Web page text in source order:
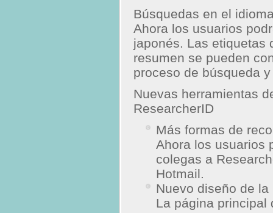
Búsquedas en el
Ahora los usuarios
japonés. Las etiquetas
resumen se pueden
proceso de búsqueda
Nuevas herramientas
ResearcherID
Más formas de
Ahora los usuarios
colegas a
Hotmail.
Nuevo diseño de
La página principal